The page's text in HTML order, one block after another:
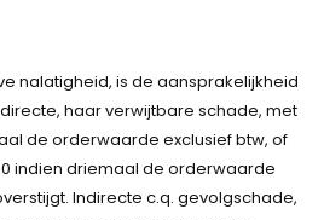
nalatigheid, is de aansprakelijkheid
haar verwijtbare schade, met
de orderwaarde exclusief btw, of
indien driemaal de orderwaarde
Indirecte c.q. gevolgschade,